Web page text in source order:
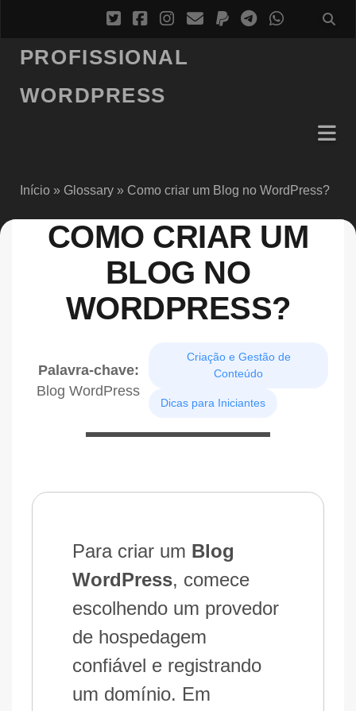
PROFISSIONAL
WORDPRESS
Início» Glossary» Como criar um Blog no WordPress?
COMO CRIAR UM
BLOG NO
WORDPRESS?
Palavra-chave:
Blog WordPress
Criação e Gestão de
Conteúdo
Dicas para Iniciantes
Para criar um Blog
WordPress, comece
escolhendo um provedor
de hospedagem
confiável e registrando
um domínio. Em